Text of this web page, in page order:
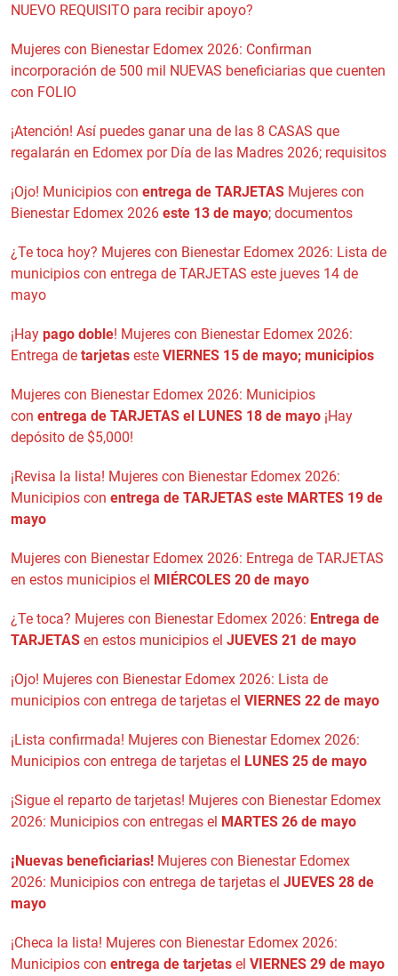
NUEVO REQUISITO para recibir apoyo?
Mujeres con Bienestar Edomex 2026: Confirman
incorporación de 500 mil NUEVAS beneficiarias que cuenten
con FOLIO
¡Atención! Así puedes ganar una de las 8 CASAS que
regalarán en Edomex por Día de las Madres 2026; requisitos
¡Ojo! Municipios con entrega de TARJETAS Mujeres con
Bienestar Edomex 2026 este 13 de mayo; documentos
¿Te toca hoy? Mujeres con Bienestar Edomex 2026: Lista de
municipios con entrega de TARJETAS este jueves 14 de
mayo
¡Hay pago doble! Mujeres con Bienestar Edomex 2026:
Entrega de tarjetas este VIERNES 15 de mayo; municipios
Mujeres con Bienestar Edomex 2026: Municipios
con entrega de TARJETAS el LUNES 18 de mayo ¡Hay
depósito de $5,000!
¡Revisa la lista! Mujeres con Bienestar Edomex 2026:
Municipios con entrega de TARJETAS este MARTES 19 de
mayo
Mujeres con Bienestar Edomex 2026: Entrega de TARJETAS
en estos municipios el MIÉRCOLES 20 de mayo
¿Te toca? Mujeres con Bienestar Edomex 2026: Entrega de
TARJETAS en estos municipios el JUEVES 21 de mayo
¡Ojo! Mujeres con Bienestar Edomex 2026: Lista de
municipios con entrega de tarjetas el VIERNES 22 de mayo
¡Lista confirmada! Mujeres con Bienestar Edomex 2026:
Municipios con entrega de tarjetas el LUNES 25 de mayo
¡Sigue el reparto de tarjetas! Mujeres con Bienestar Edomex
2026: Municipios con entregas el MARTES 26 de mayo
¡Nuevas beneficiarias! Mujeres con Bienestar Edomex
2026: Municipios con entrega de tarjetas el JUEVES 28 de
mayo
¡Checa la lista! Mujeres con Bienestar Edomex 2026:
Municipios con entrega de tarjetas el VIERNES 29 de mayo